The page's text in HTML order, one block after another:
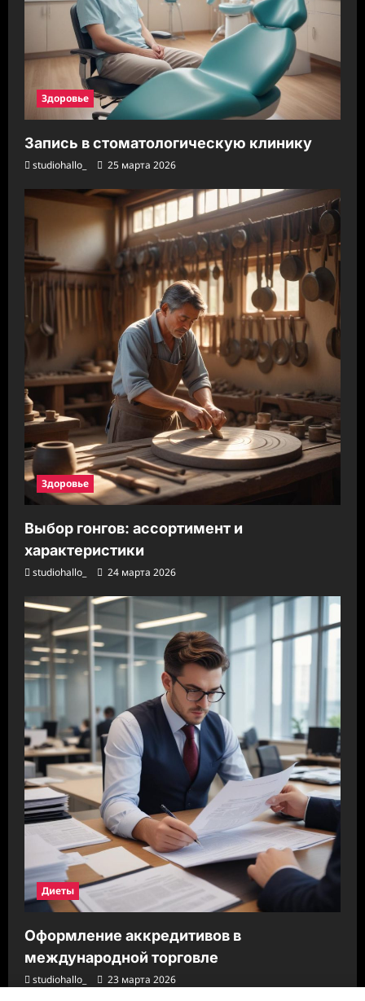
Здоровье
Запись в стоматологическую клинику
studiohallo_ 25 марта 2026
Здоровье
Выбор гонгов: ассортимент и
характеристики
studiohallo_ 24 марта 2026
Диеты
Оформление аккредитивов в
международной торговле
studiohallo_ 23 марта 2026